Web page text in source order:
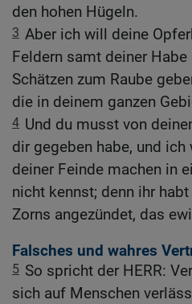
den hohen Hügeln.
3 Aber ich will deine
Feldern samt deiner Habe
Schätzen zum Raube
die in deinem ganzen
4 Und du musst von
dir gegeben habe, und
deiner Feinde machen in
nicht kennst; denn ihr
Zorns angezündet, das
Falsches und wahres
5 So spricht der HERR:
sich auf Menschen